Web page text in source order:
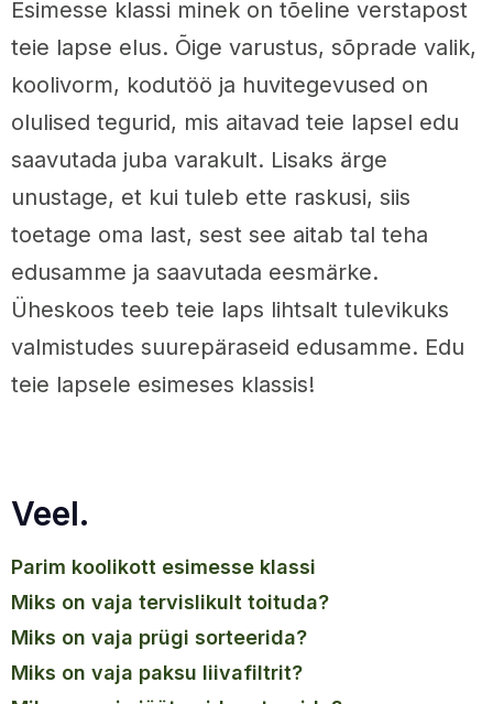
Esimesse klassi minek on tõeline verstapost
teie lapse elus. Õige varustus, sõprade valik,
koolivorm, kodutöö ja huvitegevused on
olulised tegurid, mis aitavad teie lapsel edu
saavutada juba varakult. Lisaks ärge
unustage, et kui tuleb ette raskusi, siis
toetage oma last, sest see aitab tal teha
edusamme ja saavutada eesmärke.
Üheskoos teeb teie laps lihtsalt tulevikuks
valmistudes suurepäraseid edusamme. Edu
teie lapsele esimeses klassis!
Veel.
parim koolikott esimesse klassi
miks on vaja tervislikult toituda?
miks on vaja prügi sorteerida?
miks on vaja paksu liivafiltrit?